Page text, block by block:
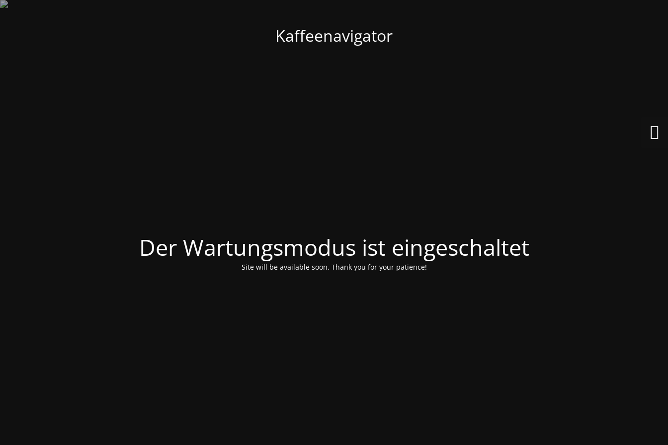
Kaffeenavigator
Der Wartungsmodus ist eingeschaltet
Site will be available soon. Thank you for your patience!